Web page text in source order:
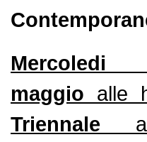
maggio alle
Triennale